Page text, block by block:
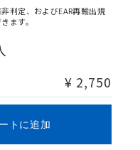
判定、およびEAR再輸出規
ます。
¥ 2,750
トに追加